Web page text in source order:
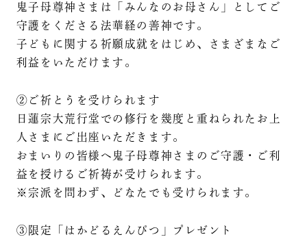
鬼子母尊神さまは「みんなのお母さん」としてご
守護をくださる法華経の善神です。
子どもに関する祈願成就をはじめ、さまざまなご
利益をいただけます。
②ご祈とうを受けられます
日蓮宗大荒行堂での修行を幾度と重ねられたお上
人さまにご出座いただきます。
おまいりの皆様へ鬼子母尊神さまのご守護・ご利
益を授けるご祈祷が受けられます。
※宗派を問わず、どなたでも受けられます。
③限定「はかどるえんぴつ」プレゼント